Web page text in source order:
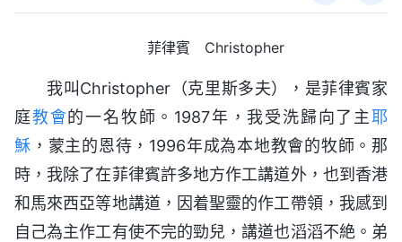
菲律賓 Christopher
我叫Christopher（克里斯多夫），是菲律賓家
庭教會的一名牧師。1987年，我受洗歸向了主耶
穌 ，蒙主的恩待，1996年成為本地教會的牧師。那
時，我除了在菲律賓許多地方作工講道外，也到香港
和馬來西亞等地講道，因着聖靈的作工帶領，我感到
自己為主作工有使不完的勁兒，講道也滔滔不絶。弟